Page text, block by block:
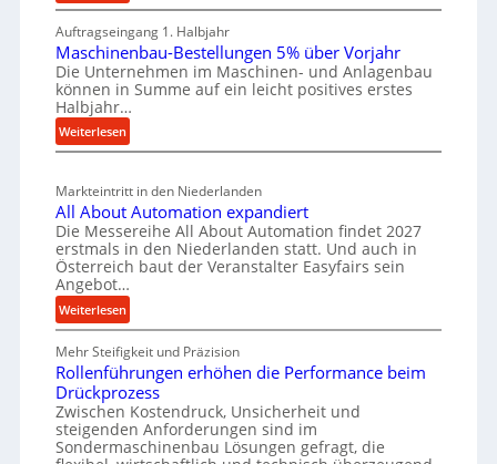
i
l
e
n
n
k
z
e
a
u
r
o
e
s
s
h
e
W
s
h
a
f
t
i
g
t
s
i
c
M
a
t
e
r
i
a
l
e
r
s
o
g
u
n
g
e
n
t
s
Auftragseingang 1. Halbjahr
Maschinenbau-Bestellungen 5% über Vorjahr
Die Unternehmen im Maschinen- und Anlagenbau
können in Summe auf ein leicht positives erstes
Halbjahr…
Weiterlesen:
M
s
c
h
i
n
e
n
a
u
-
B
e
Markteintritt in den Niederlanden
All About Automation expandiert
Die Messereihe All About Automation findet 2027
erstmals in den Niederlanden statt. Und auch in
Österreich baut der Veranstalter Easyfairs sein
Angebot…
Weiterlesen:
A
l
l
A
b
o
u
Mehr Steifigkeit und Präzision
Rollenführungen erhöhen die Performance beim
Drückprozess
Zwischen Kostendruck, Unsicherheit und
steigenden Anforderungen sind im
Sondermaschinenbau Lösungen gefragt, die